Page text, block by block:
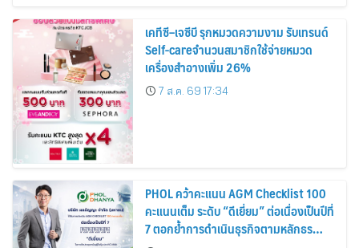
เคทีซี–เจซีบี รุกหมวดความงาม รับเทรนด์
Self-careจำนวนสมาชิกใช้จ่ายหมวด
เครื่องสำอางเพิ่ม 26%
7 ส.ค. 69 17:34
PHOL คว้าคะแนน AGM Checklist 100
คะแนนเต็ม ระดับ “ดีเยี่ยม” ต่อเนื่องเป็นปีที่
7 ตอกย้ำการดำเนินธุรกิจตามหลักธร